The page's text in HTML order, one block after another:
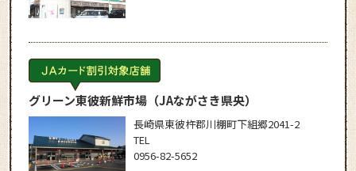
グリーン東彼新鮮市場（JAながさき県央）
長崎県東彼杵郡川棚町下組郷2041-2
TEL
0956-82-5652